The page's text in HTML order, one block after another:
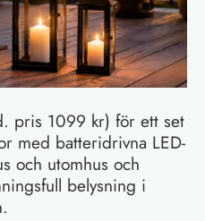
pris 1099 kr) för ett set
med batteridrivna LED-
och utomhus och
belysning i